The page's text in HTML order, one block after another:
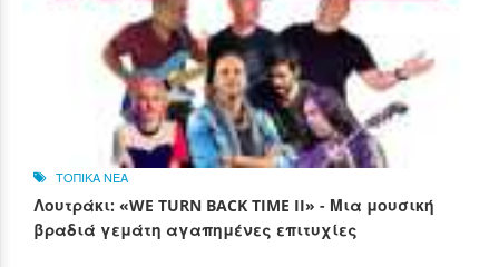
ΤΟΠΙΚΑ ΝΕΑ
Λουτράκι: «WE TURN BACK TIME II» - Μια μουσική
βραδιά γεμάτη αγαπημένες επιτυχίες